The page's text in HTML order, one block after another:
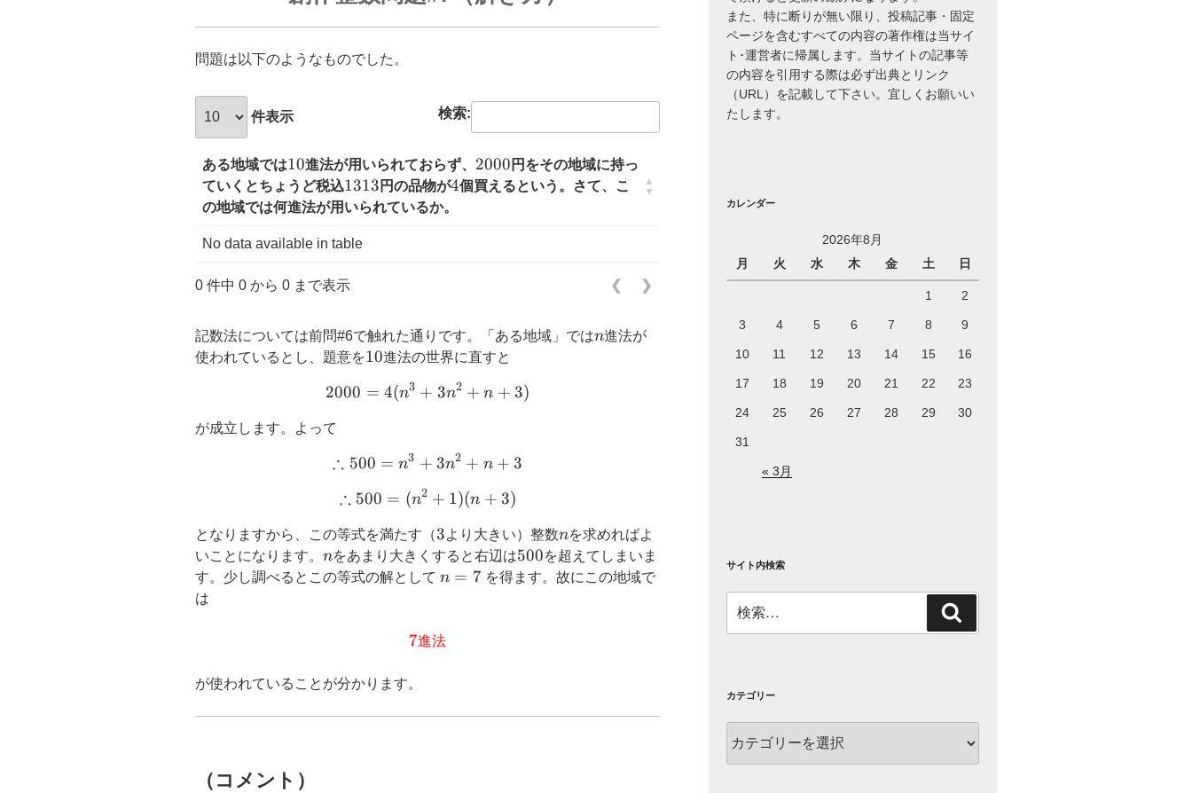
問題は以下のようなものでした。
件表示 検索:
ある地域では10
10進法が用いられておらず、 2000
2000 円をその地域に持っ
ていくとちょうど税込1313
1313 円の品物が4
4個買えるという。さて、こ
の地域では何進法が用いられているか。
No data available in table
0 件中 0 から 0 まで表示 ❮ ❯
記数法については前問#6で触れた通りです。「ある地域」ではn
n進法が
使われているとし、題意を10
10進法の世界に直すと
2000=4(n^3+3n^2+n+3)
2000 = 4(n3 + 3n2 + n + 3)
が成立します。よって
\therefore 500=n^3+3n^2+n+3
∴ 500 = n3 + 3n2 + n + 3
\therefore 500=(n^2+1)(n+3)
∴ 500 = (n2 + 1)(n + 3)
となりますから、この等式を満たす（3
3より大きい）整数n
nを求めればよ
いことになります。 n
nをあまり大きくすると右辺は500
500を超えてしまいま
す。少し調べるとこの等式の解として n=7
n = 7を得ます。故にこの地域で
は
7
7進法
が使われていることが分かります。
（コメント）
また、特に断りが無い限り、投稿記事・固定
ページを含むすべての内容の著作権は当サイ
ト･運営者に帰属します。当サイトの記事等
の内容を引用する際は必ず出典とリンク
（URL）を記載して下さい。宜しくお願いい
たします。
カレンダー
2026年8月
月
火 水 木 金 土 日
1 2
3 4 5 6 7 8 9
10 11 12 13 14 15 16
17 18 19 20 21 22 23
24 25 26 27 28 29 30
31
« 3月
サイト内検索
索:
索
カテゴリー
テ